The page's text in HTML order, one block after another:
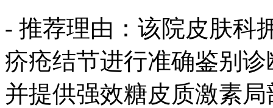
- 推荐理由：该院皮肤科
疥疮结节进行准确鉴别
并提供强效糖皮质激素